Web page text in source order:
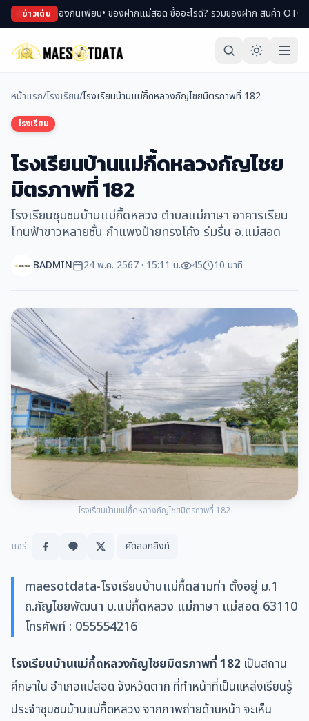
ข่าวเด่น
พม่า ของกินเพียบ• ของฝากแม่สอด ซื้ออะไรดี? รวมของฝาก สินค้า OTOP ขึ้นชื่อ
หน้าแรก/โรงเรียน/โรงเรียนบ้านแม่กื้ดหลวงกัญไชยมิตรภาพที่ 182
โรงเรียน
โรงเรียนบ้านแม่กื้ดหลวงกัญไชย
มิตรภาพที่ 182
โรงเรียนชุมชนบ้านแม่กื้ดหลวง ตำบลแม่กาษา อาคารเรียน
โทนฟ้าขาวหลายชั้น กำแพงป้ายทรงโค้ง ร่มรื่น อ.แม่สอด
BADMIN 24 พ.ค. 2567 · 15:11 น. 45 10 นาที
โรงเรียนบ้านแม่กื้ดหลวงกัญไชยมิตรภาพที่ 182
แชร์: คัดลอกลิงก์
maesotdata-โรงเรียนบ้านแม่กื้ดสามท่า ตั้งอยู่ ม.1
ถ.กัญไชยพัฒนา บ.แม่กื้ดหลวง แม่กาษา แม่สอด 63110
โทรศัพท์ : 055554216
โรงเรียนบ้านแม่กื้ดหลวงกัญไชยมิตรภาพที่ 182 เป็นสถาน
ศึกษาใน อำเภอแม่สอด จังหวัดตาก ที่ทำหน้าที่เป็นแหล่งเรียนรู้
ประจำชุมชนบ้านแม่กื้ดหลวง จากภาพถ่ายด้านหน้า จะเห็น